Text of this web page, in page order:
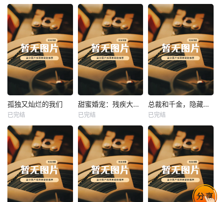
未知 未知 未知
热播
未知
孤独又灿烂的我们
已完结
热播
未知
甜蜜婚宠：残疾大佬夜夜撩
已完结
热播
未知
总裁和千金，隐藏身份闪婚了
已完结